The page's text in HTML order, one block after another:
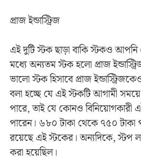
প্রাজ ইন্ডাস্ট্রিজ
এই দুটি স্টক ছাড়া বাকি স্টকও
মধ্যে অন্যতম স্টক হলো প্রাজ
ভালো স্টক হিসাবে প্রাজ
বলা হচ্ছে যে এই স্টকটি আগামী
পারে, তাই যে কোনও বিনিয়োগকারী
পারেন। ৬৮০ টাকা থেকে ৭৫০ টাকা
রয়েছে এই স্টকের। অন্যদিকে, স্টপ
করা হয়েছিল।